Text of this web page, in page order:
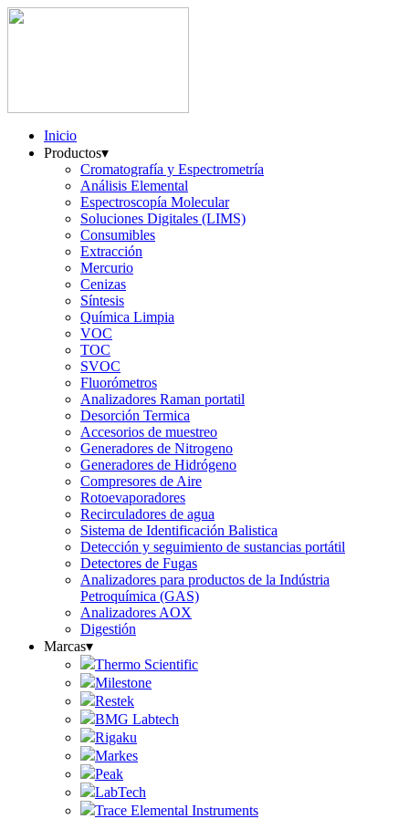
Inicio
Productos▾
Cromatografía y Espectrometría
Análisis Elemental
Espectroscopía Molecular
Soluciones Digitales (LIMS)
Consumibles
Extracción
Mercurio
Cenizas
Síntesis
Química Limpia
VOC
TOC
SVOC
Fluorómetros
Analizadores Raman portatil
Desorción Termica
Accesorios de muestreo
Generadores de Nitrogeno
Generadores de Hidrógeno
Compresores de Aire
Rotoevaporadores
Recirculadores de agua
Sistema de Identificación Balistica
Detección y seguimiento de sustancias portátil
Detectores de Fugas
Analizadores para productos de la Indústria
Petroquímica (GAS)
Analizadores AOX
Digestión
Marcas▾
Thermo Scientific
Milestone
Restek
BMG Labtech
Rigaku
Markes
Peak
LabTech
Trace Elemental Instruments